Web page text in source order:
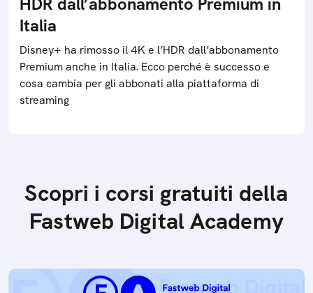
Italia
Disney+ ha rimosso il 4K e l’HDR dall’abbonamento
Premium anche in Italia. Ecco perché è successo e
cosa cambia per gli abbonati alla piattaforma di
streaming
Scopri i corsi gratuiti della
Fastweb Digital Academy